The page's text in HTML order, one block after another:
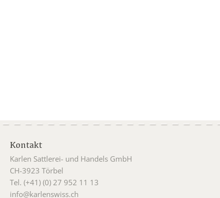
Kontakt
Karlen Sattlerei- und Handels GmbH
CH-3923 Törbel
Tel. (+41) (0) 27 952 11 13
info@karlenswiss.ch